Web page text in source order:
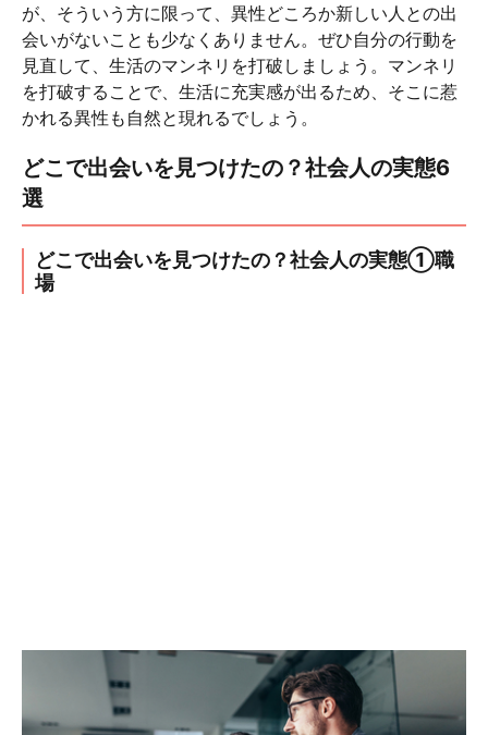
が、そういう方に限って、異性どころか新しい人との出
会いがないことも少なくありません。ぜひ自分の行動を
見直して、生活のマンネリを打破しましょう。マンネリ
を打破することで、生活に充実感が出るため、そこに惹
かれる異性も自然と現れるでしょう。
どこで出会いを見つけたの？社会人の実態6
選
どこで出会いを見つけたの？社会人の実態①職
場